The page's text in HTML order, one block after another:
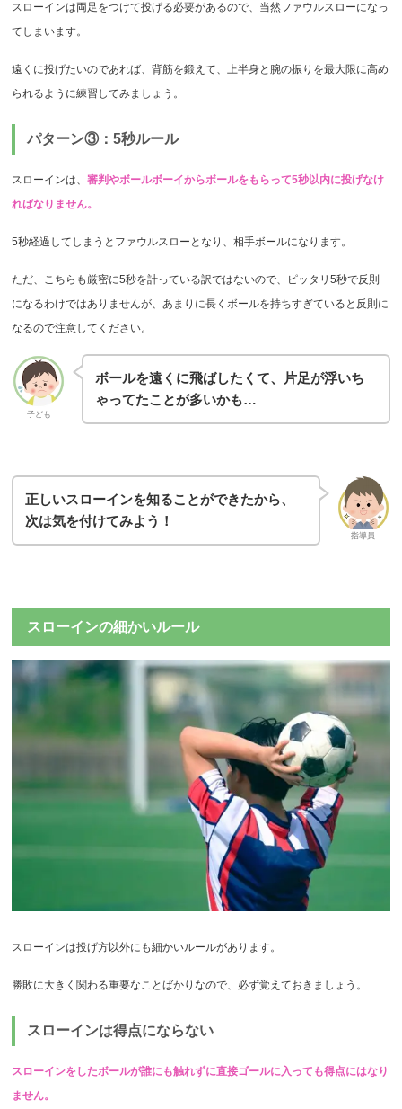
スローインは両足をつけて投げる必要があるので、当然ファウルスローになっ
てしまいます。
遠くに投げたいのであれば、背筋を鍛えて、上半身と腕の振りを最大限に高め
られるように練習してみましょう。
パターン③：5秒ルール
スローインは、審判やボールボーイからボールをもらって5秒以内に投げなけ
ればなりません。
5秒経過してしまうとファウルスローとなり、相手ボールになります。
ただ、こちらも厳密に5秒を計っている訳ではないので、ピッタリ5秒で反則
になるわけではありませんが、あまりに長くボールを持ちすぎていると反則に
なるので注意してください。
子ども
ボールを遠くに飛ばしたくて、片足が浮いち
ゃってたことが多いかも…
指導員
正しいスローインを知ることができたから、
次は気を付けてみよう！
スローインの細かいルール
スローインは投げ方以外にも細かいルールがあります。
勝敗に大きく関わる重要なことばかりなので、必ず覚えておきましょう。
スローインは得点にならない
スローインをしたボールが誰にも触れずに直接ゴールに入っても得点にはなり
ません。